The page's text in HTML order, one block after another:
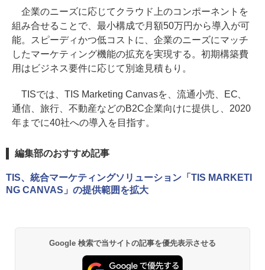
企業のニーズに応じてクラウド上のコンポーネントを
組み合せることで、最小構成で月額50万円から導入が可
能。スピーディかつ低コストに、企業のニーズにマッチ
したマーケティング機能の拡充を実現する。初期構築費
用はビジネス要件に応じて別途見積もり。
TISでは、TIS Marketing Canvasを、流通小売、EC、
通信、旅行、不動産などのB2C企業向けに提供し、2020
年までに40社への導入を目指す。
編集部のおすすめ記事
TIS、統合マーケティングソリューション「TIS MARKETI
NG CANVAS」の提供範囲を拡大
Google 検索で当サイトの記事を優先表示させる